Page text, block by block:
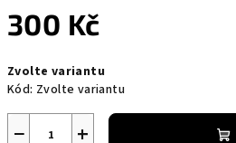
300 Kč
cena:
Zvolte variantu
Kód: Zvolte variantu
+
−